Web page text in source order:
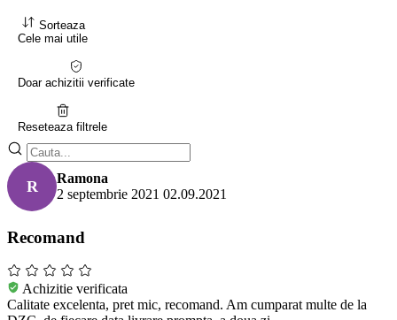
Sorteaza
Cele mai utile
Doar achizitii verificate
Reseteaza filtrele
R
Ramona
2 septembrie 2021 02.09.2021
Recomand
Achizitie verificata
Calitate excelenta, pret mic, recomand. Am cumparat multe de la